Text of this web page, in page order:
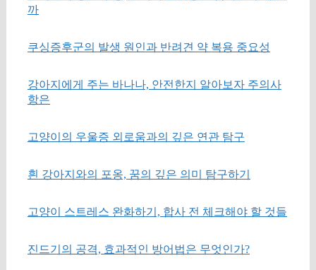
까
쿠싱증후군의 발생 원인과 반려견 약 복용 중요성
강아지에게 주는 바나나, 안전한지 알아보자 주의사
항은
고양이의 우울증 외로움과의 깊은 연관 탐구
흰 강아지와의 포옹, 꿈의 깊은 의미 탐구하기
고양이 스트레스 완화하기, 합사 전 체크해야 할 것들
진드기의 공격, 효과적인 방어법은 무엇인가?